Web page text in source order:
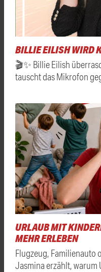
BILLIE EILISH WIRD
🎬✨ Billie Eilish
tauscht das Mikrofon
URLAUB MIT
MEHR ERLEBEN
Flugzeug, Familienauto
Jasmina erzählt,